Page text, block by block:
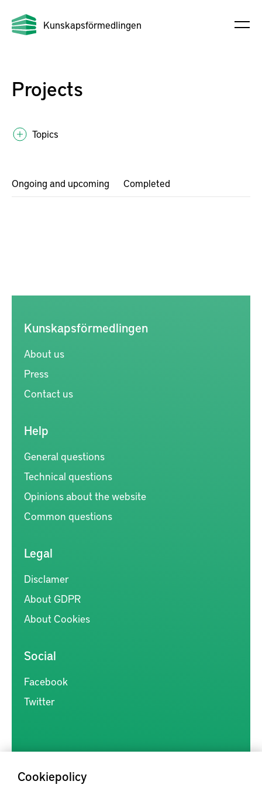
Kunskapsförmedlingen
Projects
Topics
Ongoing and upcoming Completed
Cookiepolicy
Kunskapsförmedlingen
About us
Press
Contact us
Help
General questions
Technical questions
Opinions about the website
Common questions
Legal
Disclamer
About GDPR
About Cookies
Social
Facebook
Twitter